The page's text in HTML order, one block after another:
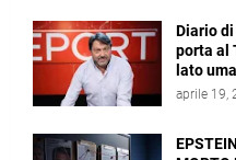
Diario
porta al
lato
aprile 19,